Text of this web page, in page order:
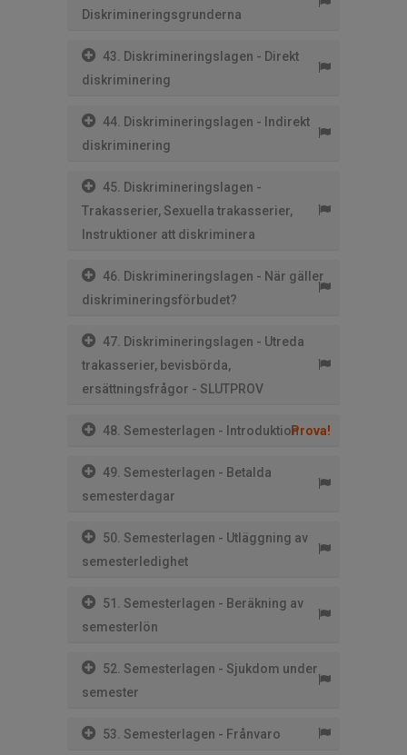
Diskrimineringsgrunderna
43. Diskrimineringslagen - Direkt
diskriminering
44. Diskrimineringslagen - Indirekt
diskriminering
45. Diskrimineringslagen -
Trakasserier, Sexuella trakasserier,
Instruktioner att diskriminera
46. Diskrimineringslagen - När gäller
diskrimineringsförbudet?
47. Diskrimineringslagen - Utreda
trakasserier, bevisbörda,
ersättningsfrågor - SLUTPROV
48. Semesterlagen - IntroduktionProva!
49. Semesterlagen - Betalda
semesterdagar
50. Semesterlagen - Utläggning av
semesterledighet
51. Semesterlagen - Beräkning av
semesterlön
52. Semesterlagen - Sjukdom under
semester
53. Semesterlagen - Frånvaro